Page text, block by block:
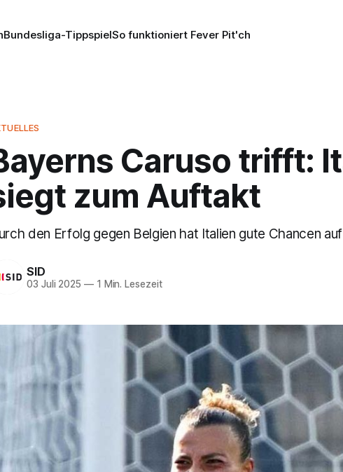
Bundesliga-TippspielSo funktioniert Fever Pit'ch
Caruso trifft:
zum Auftakt
den Erfolg gegen Belgien hat Italien gute Chancen
SID
03 Juli 2025 —1 Min. Lesezeit